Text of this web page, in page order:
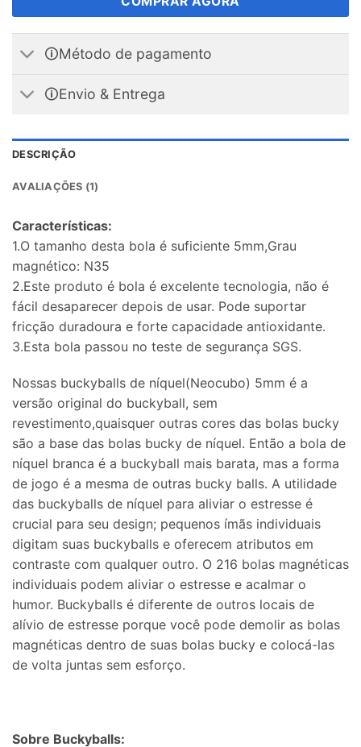
🛈Método de pagamento
🛈Envio & Entrega
DESCRIÇÃO
AVALIAÇÕES (1)
Características:
1.O tamanho desta bola é suficiente 5mm,Grau
magnético: N35
2.Este produto é bola é excelente tecnologia, não é
fácil desaparecer depois de usar. Pode suportar
fricção duradoura e forte capacidade antioxidante.
3.Esta bola passou no teste de segurança SGS.
Nossas buckyballs de níquel(Neocubo) 5mm é a
versão original do buckyball, sem
revestimento,quaisquer outras cores das bolas bucky
são a base das bolas bucky de níquel. Então a bola de
níquel branca é a buckyball mais barata, mas a forma
de jogo é a mesma de outras bucky balls. A utilidade
das buckyballs de níquel para aliviar o estresse é
crucial para seu design; pequenos ímãs individuais
digitam suas buckyballs e oferecem atributos em
contraste com qualquer outro. O 216 bolas magnéticas
individuais podem aliviar o estresse e acalmar o
humor. Buckyballs é diferente de outros locais de
alívio de estresse porque você pode demolir as bolas
magnéticas dentro de suas bolas bucky e colocá-las
de volta juntas sem esforço.
Sobre Buckyballs: